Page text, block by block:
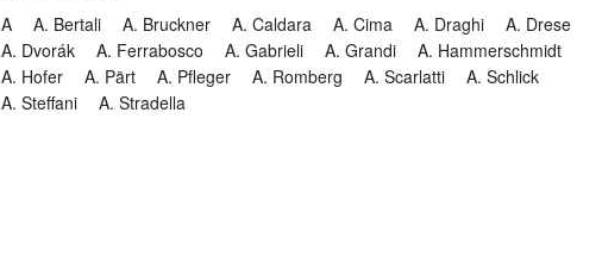
A A. Bertali A. Bruckner A. Caldara A. Cima A. Draghi
A. Drese
A. Dvorák
A. Ferrabosco A. Gabrieli A. Grandi
A. Hammerschmidt
A. Hofer
A. Pärt A. Pfleger A. Romberg A. Scarlatti
A. Schlick
A. Steffani
A. Stradella